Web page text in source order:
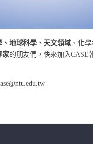
、地球科學、天文領域 、化
家的朋友們，快來加入CASE